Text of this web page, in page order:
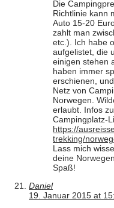
Die
Richtlinie kann
Auto 15-20
zahlt man
etc.). Ich habe
aufgelistet, die
einigen stehen
haben immer
erschienen,
Netz von
Norwegen.
erlaubt. Infos
Campingplatz-
https://
trekking/
Lass mich
deine
Spaß!
Daniel
19. Januar 2015 at